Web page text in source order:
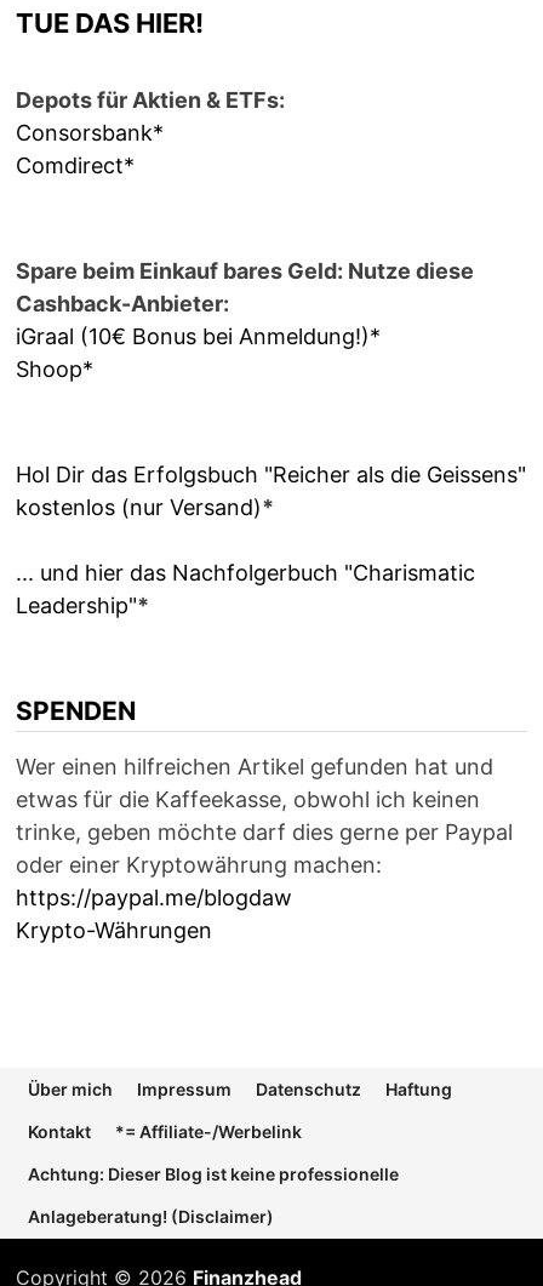
TUE DAS HIER!
Depots für Aktien & ETFs:
Consorsbank*
Comdirect*
Spare beim Einkauf bares Geld: Nutze diese
Cashback-Anbieter:
iGraal (10€ Bonus bei Anmeldung!)*
Shoop*
Hol Dir das Erfolgsbuch "Reicher als die Geissens"
kostenlos (nur Versand)*
... und hier das Nachfolgerbuch "Charismatic
Leadership"*
SPENDEN
Wer einen hilfreichen Artikel gefunden hat und
etwas für die Kaffeekasse, obwohl ich keinen
trinke, geben möchte darf dies gerne per Paypal
oder einer Kryptowährung machen:
https://paypal.me/blogdaw
Krypto-Währungen
Über mich Impressum Datenschutz Haftung
Kontakt *= Affiliate-/Werbelink
Achtung: Dieser Blog ist keine professionelle
Anlageberatung! (Disclaimer)
Copyright © 2026 Finanzhead